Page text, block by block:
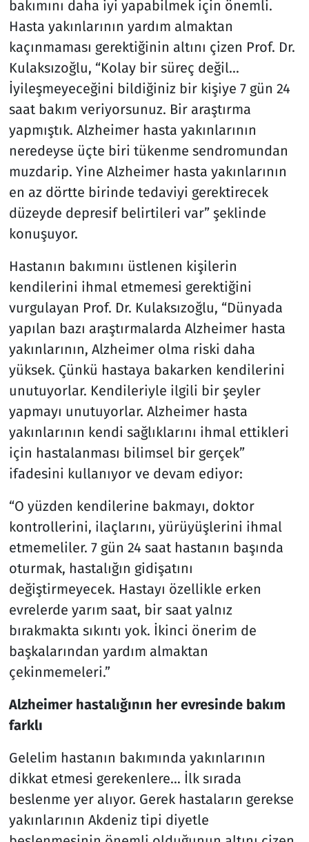
bakımını daha iyi yapabilmek için önemli.
Hasta yakınlarının yardım almaktan
kaçınmaması gerektiğinin altını çizen Prof. Dr.
Kulaksızoğlu, “Kolay bir süreç değil...
İyileşmeyeceğini bildiğiniz bir kişiye 7 gün 24
saat bakım veriyorsunuz. Bir araştırma
yapmıştık. Alzheimer hasta yakınlarının
neredeyse üçte biri tükenme sendromundan
muzdarip. Yine Alzheimer hasta yakınlarının
en az dörtte birinde tedaviyi gerektirecek
düzeyde depresif belirtileri var” şeklinde
konuşuyor.
Hastanın bakımını üstlenen kişilerin
kendilerini ihmal etmemesi gerektiğini
vurgulayan Prof. Dr. Kulaksızoğlu, “Dünyada
yapılan bazı araştırmalarda Alzheimer hasta
yakınlarının, Alzheimer olma riski daha
yüksek. Çünkü hastaya bakarken kendilerini
unutuyorlar. Kendileriyle ilgili bir şeyler
yapmayı unutuyorlar. Alzheimer hasta
yakınlarının kendi sağlıklarını ihmal ettikleri
için hastalanması bilimsel bir gerçek”
ifadesini kullanıyor ve devam ediyor:
“O yüzden kendilerine bakmayı, doktor
kontrollerini, ilaçlarını, yürüyüşlerini ihmal
etmemeliler. 7 gün 24 saat hastanın başında
oturmak, hastalığın gidişatını
değiştirmeyecek. Hastayı özellikle erken
evrelerde yarım saat, bir saat yalnız
bırakmakta sıkıntı yok. İkinci önerim de
başkalarından yardım almaktan
çekinmemeleri.”
Alzheimer hastalığının her evresinde bakım
farklı
Gelelim hastanın bakımında yakınlarının
dikkat etmesi gerekenlere… İlk sırada
beslenme yer alıyor. Gerek hastaların gerekse
yakınlarının Akdeniz tipi diyetle